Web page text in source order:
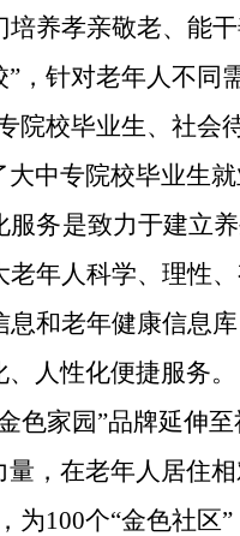
培养孝亲敬老、能
”，针对老年人不同
院校毕业生、社会
大中专院校毕业生
服务是致力于建立
年人科学、理性
和老年健康信息
人性化便捷服务。
色家园”品牌延伸
，在老年人居住
为100个“金色社